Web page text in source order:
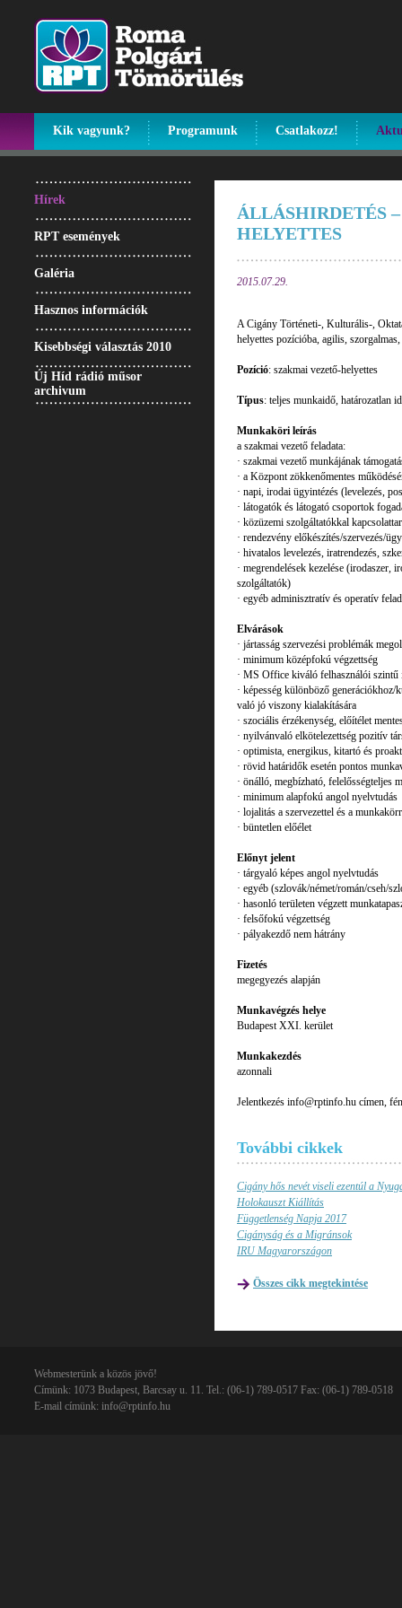
Kik vagyunk? Programunk Csatlakozz!
Hírek
RPT események
Galéria
Hasznos információk
Kisebbségi választás 2010
Új Híd rádió műsor
archivum
ÁLLÁSHIRDETÉS
HELYETTES
2015.07.29.
A Cigány Történeti-, Kulturális-,
helyettes pozícióba, agilis,
Pozíció: szakmai vezető-helyettes
Típus: teljes munkaidő, határozatlan
Munkaköri leírás
a szakmai vezető feladata:
· szakmai vezető munkájának
· a Központ zökkenőmentes
· napi, irodai ügyintézés (levelezés,
· látogatók és látogató csoportok
· közüzemi szolgáltatókkal
· rendezvény előkészítés/szervezés/
· hivatalos levelezés, iratrendezés,
· megrendelések kezelése (irodaszer,
szolgáltatók)
· egyéb adminisztratív és operatív
Elvárások
· jártasság szervezési problémák
· minimum középfokú végzettség
· MS Office kiváló felhasználói
· képesség különböző
való jó viszony kialakítására
· szociális érzékenység, előítélet
· nyilvánvaló elkötelezettség pozitív
· optimista, energikus, kitartó és
· rövid határidők esetén pontos
· önálló, megbízható, felelősségteljes
· minimum alapfokú angol nyelvtudás
· lojalitás a szervezettel és a
· büntetlen előélet
Előnyt jelent
· tárgyaló képes angol nyelvtudás
· egyéb (szlovák/német/román/cseh/
· hasonló területen végzett
· felsőfokú végzettség
· pályakezdő nem hátrány
Fizetés
megegyezés alapján
Munkavégzés helye
Budapest XXI. kerület
Munkakezdés
azonnali
Jelentkezés info@rptinfo.hu címen,
További cikkek
Cigány hős nevét viseli ezentúl a
Holokauszt Kiállítás
Függetlenség Napja 2017
Cigányság és a Migránsok
IRU Magyarországon
Összes cikk megtekintése
Webmesterünk a közös jövő!
Címünk: 1073 Budapest, Barcsay u. 11. Tel.: (06-1) 789-0517 Fax: (06-1) 789-0518
E-mail címünk: info@rptinfo.hu